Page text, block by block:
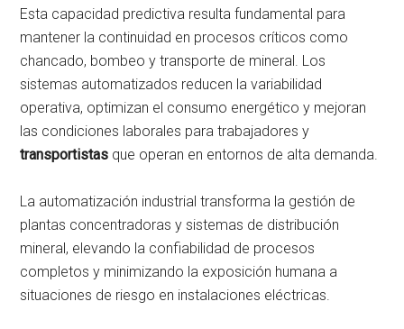
Esta capacidad predictiva resulta fundamental para
mantener la continuidad en procesos críticos como
chancado, bombeo y transporte de mineral. Los
sistemas automatizados reducen la variabilidad
operativa, optimizan el consumo energético y mejoran
las condiciones laborales para trabajadores y
transportistas que operan en entornos de alta demanda.
La automatización industrial transforma la gestión de
plantas concentradoras y sistemas de distribución
mineral, elevando la confiabilidad de procesos
completos y minimizando la exposición humana a
situaciones de riesgo en instalaciones eléctricas.